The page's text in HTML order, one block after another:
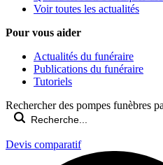
Voir toutes les actualités
Pour vous aider
Actualités du funéraire
Publications du funéraire
Tutoriels
Rechercher des pompes funèbres
Devis comparatif